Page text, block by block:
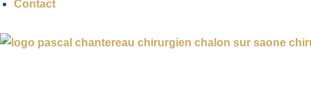
Contact